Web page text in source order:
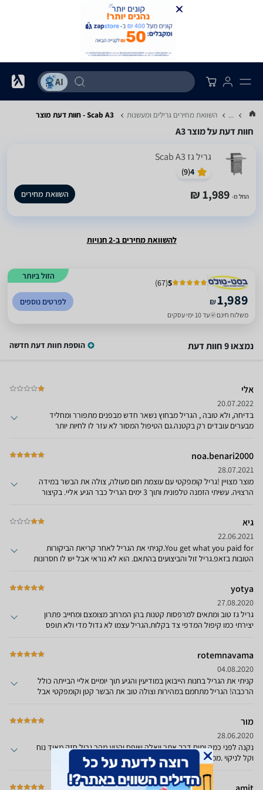
... השוואת מחירים גרילים ומעשנות Scab A3 - חוות דעת מוצר
חוות דעת על מוצר A3
‏גריל ‏גז Scab A3
4
(
9
)
החל מ- 1,989 ₪ השוואת מחירים
להשוואת מחירים ב-2 חנויות
הזול ביותר
5
(
67
)
₪1,989
משלוח חינם עד 10 ימי עסקים
לפרטים נוספים
נמצאו 9 חוות דעת הוספת חוות דעת חדשה
אלי
20.07.2022
בדיחה, ולא טובה , הגריל מבחוץ נשאר חדש מבפנים מתפורר ומחליד
מבערים עובדים רק בקטנה.גם הטיפול המסור לא עזר לו לחיות יותר
noa.benari2000
28.07.2021
מוצר מצויין !גריל קומפקטי עם עוצמת חום מעולה, צולה את הבשר במידה
הרצויה. עשיתי הזמנה טלפונית ותוך 3 ימים הגריל כבר הגיע אליי. בקיצור
גיא
22.06.2021
You get what you paid for.קניתי את הגריל לאחר קריאת הביקורות
הטובות בזאפ.גריל זול והביצועים בהתאם. הוא לא נוראי אבל יש לו חסרונות
הבעיה העיקרית שלו (בניגוד לביקורות שכתבו פה) הוא חימום לא אחיד של
הרשת. כל החצי שקרוב לחזית לא מתחמם מספיק. אם אני שם שיפודים על
קצה הגריל לוקח להם שעות להיצלות, אבל אם אני שם אותם יותר "בפנים"
הם מוכנים תוך כמה דקות.אם אני שם קבבים במרכז הגריל אז קצה אחד
שלהם (הפנימי) נשרף בעוד הקצה השני (החיצוני) כמעט שלא נצלה.
yotya
27.08.2020
גריל גז טוב ומתאים למרפסות קטנות בהן המרחב מצומצם ומחייב פתרון
יצירתי כמו קיפול המדפי צד בקלות.הגריל עצמו לא גדול מדי ולא תופס
ופשוטה בעצמת האש והחום.הרכבתי בעצמי (יותר קל מלבנות רהיט של
איקאה...) וגיליתי שלבלון הגז יש מקום נוח שלא מצריך יותר מדי מאמצים
להוציא אותו ולהכניס בכל פעם שמכינים בשר על הגריל. בקיצור, מומלץ
בחום למי שמכין בשר בכמויות קטנות או בינוניות ולא רוצה לתפוס הרבה
rotemnavama
04.08.2020
קניתי את הגריל בחנות הייבואן במודיעין והגיע תוך יומיים אליי הבייתה כולל
הרכבה! הגריל מתחמם במהירות וצולה טוב את הבשר קטן וקומפקטי אבל
מור
28.06.2020
נקנה לפני כמה ימים דרך אתר וואלה שופס והגיע מהר.גריל חזק מאוד נוח
וקל לניקוי .ממליץ בחום רב.